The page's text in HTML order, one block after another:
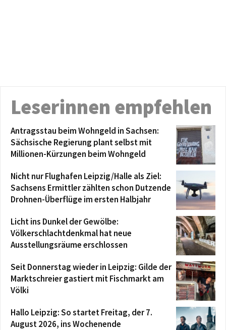
Leserinnen empfehlen
Antragsstau beim Wohngeld in Sachsen:
Sächsische Regierung plant selbst mit
Millionen-Kürzungen beim Wohngeld
Nicht nur Flughafen Leipzig/Halle als Ziel:
Sachsens Ermittler zählten schon Dutzende
Drohnen-Überflüge im ersten Halbjahr
Licht ins Dunkel der Gewölbe:
Völkerschlachtdenkmal hat neue
Ausstellungsräume erschlossen
Seit Donnerstag wieder in Leipzig: Gilde der
Marktschreier gastiert mit Fischmarkt am
Völki
Hallo Leipzig: So startet Freitag, der 7.
August 2026, ins Wochenende